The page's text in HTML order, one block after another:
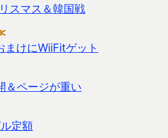
スマス＆韓国戦
けにWiiFitゲット
＆ページが重い
定額